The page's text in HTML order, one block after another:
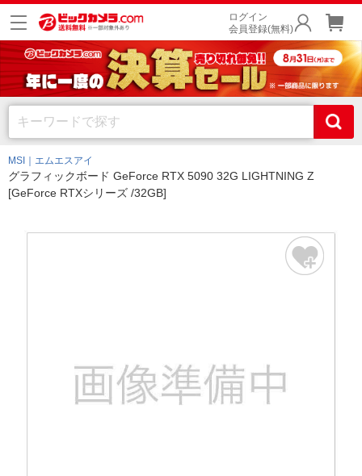
ログイン
会員登録(無料)
MSI｜エムエスアイ
グラフィックボード GeForce RTX 5090 32G LIGHTNING Z
[GeForce RTXシリーズ /32GB]